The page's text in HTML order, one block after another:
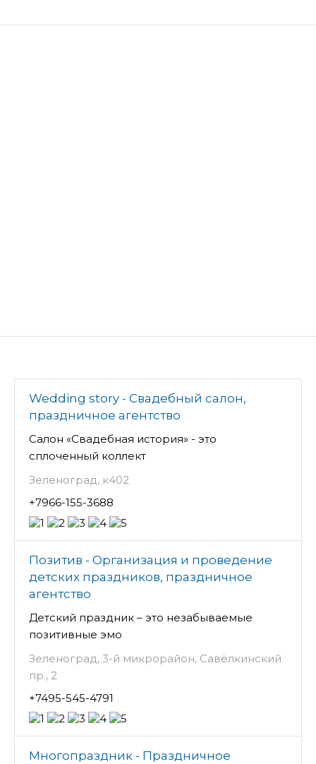
Wedding story - Свадебный салон,
праздничное агентство
Салон «Свадебная история» - это
сплоченный коллект
Зеленоград, к402
+7966-155-3688
Позитив - Организация и проведение
детских праздников, праздничное
агентство
Детский праздник – это незабываемые
позитивные эмо
Зеленоград, 3-й микрорайон, Савёлкинский
пр., 2
+7495-545-4791
Многопраздник - Праздничное